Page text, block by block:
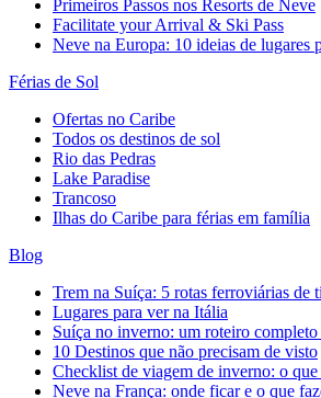
Primeiros Passos nos Resorts de Neve
Facilitate your Arrival & Ski Pass
Neve na Europa: 10 ideias de lugares
Férias de Sol
Ofertas no Caribe
Todos os destinos de sol
Rio das Pedras
Lake Paradise
Trancoso
Ilhas do Caribe para férias em família
Blog
Trem na Suíça: 5 rotas ferroviárias de
Lugares para ver na Itália
Suíça no inverno: um roteiro
10 Destinos que não precisam de visto
Checklist de viagem de inverno: o que
Neve na França: onde ficar e o que